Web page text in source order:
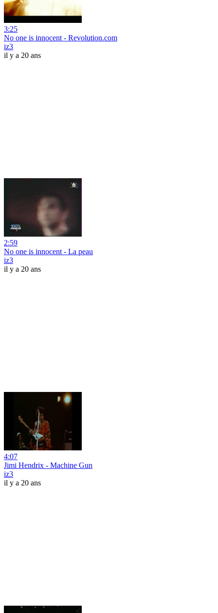
3:25
No one is innocent - Revolution.com
iz3
il y a 20 ans
2:59
No one is innocent - La peau
iz3
il y a 20 ans
4:07
Jimi Hendrix - Machine Gun
iz3
il y a 20 ans